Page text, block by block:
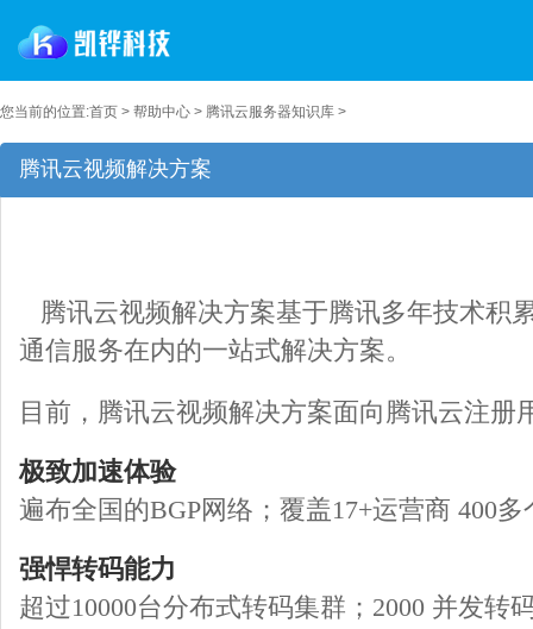
您当前的位置:首页 > 帮助中心 > 腾讯云服务器知识库 >
腾讯云视频解决方案
腾讯云视频解决方案基于腾讯多年技术积
通信服务在内的一站式解决方案。
目前，腾讯云视频解决方案面向腾讯云注册
极致加速体验
遍布全国的BGP网络；覆盖17+运营商 400
强悍转码能力
超过10000台分布式转码集群；2000 并发